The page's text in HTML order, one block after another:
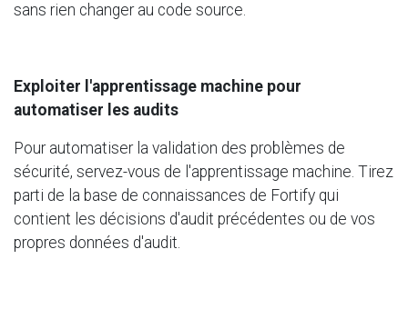
sans rien changer au code source.
Exploiter l'apprentissage machine pour
automatiser les audits
Pour automatiser la validation des problèmes de
sécurité, servez-vous de l'apprentissage machine. Tirez
parti de la base de connaissances de Fortify qui
contient les décisions d'audit précédentes ou de vos
propres données d'audit.